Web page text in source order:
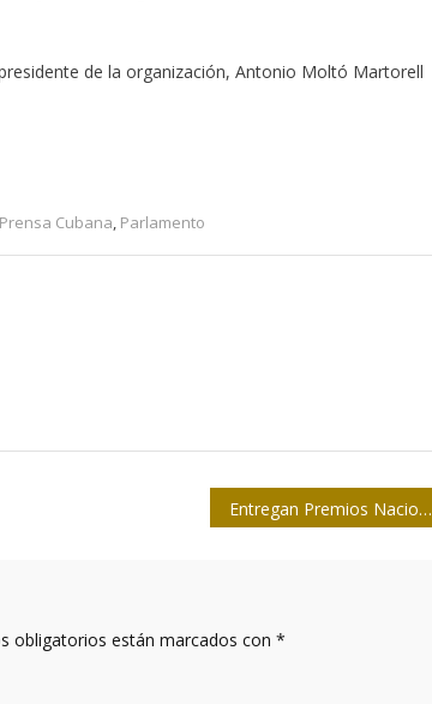
de la organización, Antonio Moltó Martorell
Cubana, Parlamento
Entregan Premios Nacionales de Periodismo José Martí y Juan Gualberto Gómez
obligatorios están marcados con *